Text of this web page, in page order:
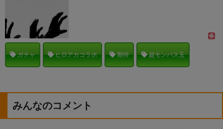
ガチャ ヒロアカコラボ 期待 超モンパス玉
みんなのコメント